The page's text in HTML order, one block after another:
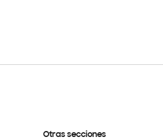
Otras secciones